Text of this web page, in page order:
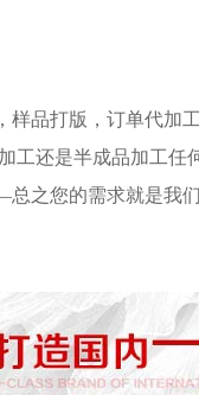
样品打版，订单代加
工还是半成品加工任
之您的需求就是我